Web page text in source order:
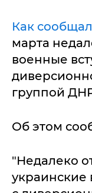
Как
марта
военные
группой
Об этом
"Недалеко
украинские